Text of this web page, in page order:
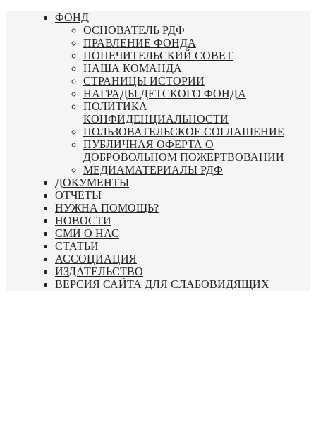
Перейти
ФОНД
ОСНОВАТЕЛЬ РДФ
ПРАВЛЕНИЕ ФОНДА
ПОПЕЧИТЕЛЬСКИЙ СОВЕТ
НАША КОМАНДА
СТРАНИЦЫ ИСТОРИИ
НАГРАДЫ ДЕТСКОГО ФОНДА
ПОЛИТИКА
КОНФИДЕНЦИАЛЬНОСТИ
ПОЛЬЗОВАТЕЛЬСКОЕ СОГЛАШЕНИЕ
ПУБЛИЧНАЯ ОФЕРТА О
ДОБРОВОЛЬНОМ ПОЖЕРТВОВАНИИ
МЕДИАМАТЕРИАЛЫ РДФ
ДОКУМЕНТЫ
ОТЧЕТЫ
НУЖНА ПОМОЩЬ?
НОВОСТИ
СМИ О НАС
СТАТЬИ
АССОЦИАЦИЯ
ИЗДАТЕЛЬСТВО
ВЕРСИЯ САЙТА ДЛЯ СЛАБОВИДЯЩИХ